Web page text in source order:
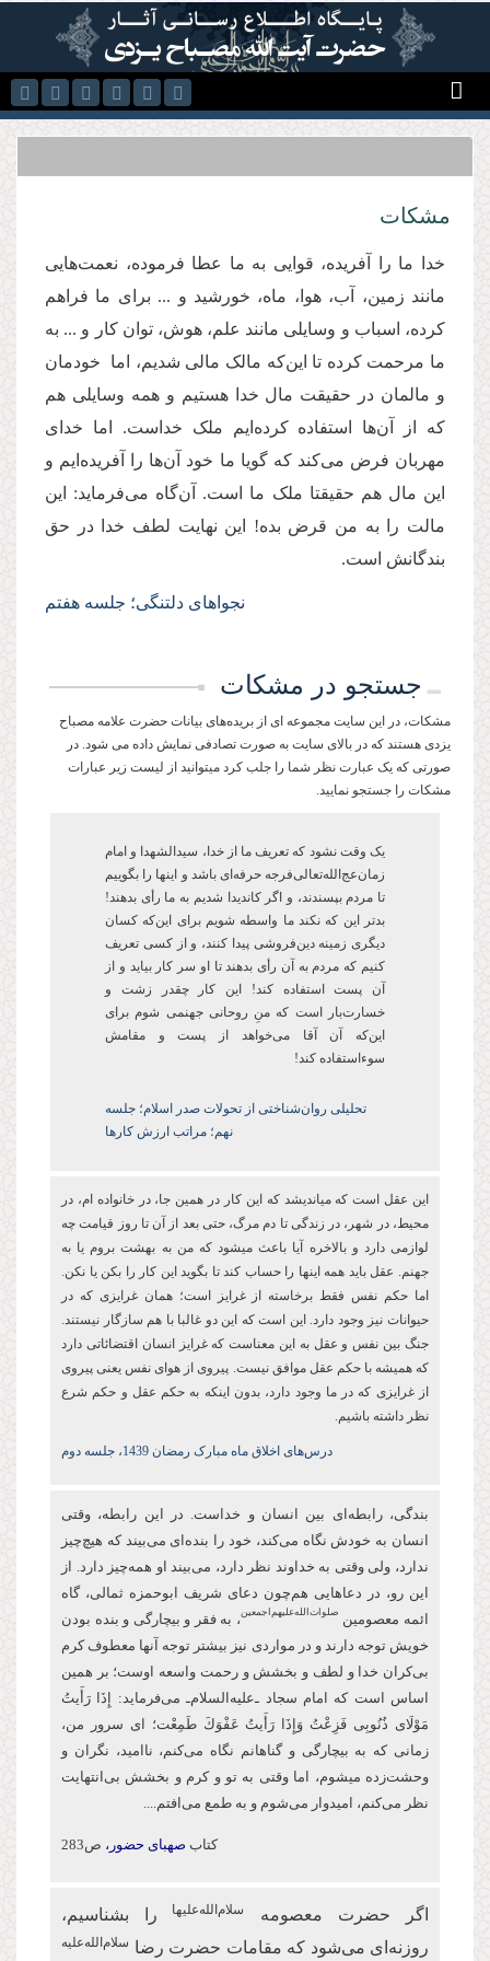
رفتن به محتوای اصلی
مشكات
خدا ما را آفریده، قوایی به ما عطا فرموده، نعمت‌هایی
مانند زمین، آب، هوا، ماه، خورشید و ... برای ما فراهم
کرده، اسباب و وسایلی مانند علم، هوش، توان کار و ... به
ما مرحمت کرده تا این‌که مالک مالی شدیم، اما خودمان
و مالمان در حقیقت مال خدا هستیم و همه وسایلی هم
که از آن‌ها استفاده کرده‌ایم ملک خداست. اما خدای
مهربان فرض می‌کند که گویا ما خود آن‌ها را آفریده‌ایم و
این مال هم حقیقتا ملک ما است. آن‌گاه می‌فرماید: این
مالت را به من قرض بده! این‌ نهایت لطف خدا در حق
بندگانش است.
نجواهای دلتنگی؛ جلسه هفتم
جستجو در مشکات
مشکات، در این سایت مجموعه ای از بریده‌های بیانات حضرت علامه مصباح
یزدی هستند که در بالای سایت به صورت تصادفی نمایش داده می شود. در
صورتی که یک عبارت نظر شما را جلب کرد میتوانید از لیست زیر عبارات
مشکات را جستجو نمایید.
یک وقت نشود که تعریف ما از خدا، سیدالشهدا و امام
زمان‌عج‌الله‌تعالی‌فرجه حرفه‌ای باشد و این­ها را بگوییم
تا مردم بپسندند، و اگر کاندیدا شدیم به ما رأی بدهند!
بدتر این که نکند ما واسطه شویم برای این‌که کسان
دیگری زمینه دین‌فروشی پیدا کنند، و از کسی تعریف
کنیم که مردم به آن رأی ‌بدهند تا او سر کار بیاید و از
آن پست‌ استفاده کند! این کار چقدر زشت و
خسارتبار است که منِ روحانی جهنمی شوم برای
اینکه آن آقا می‌خواهد از پست و مقامش
سوءاستفاده کند!
تحلیلی روان‌شناختی از تحولات صدر اسلام؛ جلسه
نهم؛ مراتب ارزش کارها
این عقل است که میاندیشد که این کار در همین جا، در خانواده ام، در
محیط، در شهر، در زندگی تا دم مرگ، حتی بعد از آن تا روز قیامت چه
لوازمی دارد و بالاخره آیا باعث میشود که من به بهشت بروم یا به
جهنم. عقل باید همه اینها را حساب کند تا بگوید این کار را بکن یا نکن.
اما حکم نفس فقط برخاسته از غرایز است؛ همان غرایزی که در
حیوانات نیز وجود دارد. این است که این دو غالبا با هم سازگار نیستند.
جنگ بین نفس و عقل به این معناست که غرایز انسان اقتضائاتی دارد
که همیشه با حکم عقل موافق نیست. پیروی از هوای نفس یعنی پیروی
از غرایزی که در ما وجود دارد، بدون اینکه به حکم عقل و حکم شرع
نظر داشته باشیم.
درس‌های اخلاق ماه مبارک رمضان 1439، جلسه دوم
بندگی، رابطه‌ای بین انسان و خداست. در این رابطه، وقتی
انسان به خودش نگاه می‌کند، خود را بنده‌ای می‌بیند که هیچ‌چیز
ندارد، ولی وقتی به خداوند نظر دارد، می‌بیند او همه‌چیز دارد. از
این‌ رو، در دعاهایی هم‌چون دعای شریف ابو‌حمزه ثمالی، گاه
ائمه معصومین صلوات‌‌الله‌‌عليهم‌‌اجمعين ، به فقر و بیچارگی و بنده بودن
خویش توجه دارند و در مواردی نیز بیشتر توجه آنها معطوف كرم
بی‌کران خدا و لطف و بخشش و رحمت واسعه اوست؛ بر همین
اساس است كه امام سجاد ـ‌علیه‌السلام‌ـ می‌فرماید: إِذَا رَأَیتُ
مَوْلَای ذُنُوبِی فَزِعْتُ وَإِذَا رَأَیتُ عَفْوَكَ طَمِعْت؛ ای سرور من،
زمانی که به بیچارگی و گناهانم نگاه می‌کنم، ناامید، نگران و
وحشت‌زده می‏شوم، اما وقتی به تو و كرم و بخشش بی‌انتهایت
نظر می‌کنم، امیدوار ‏می‌شوم و به طمع می‌افتم....
کتاب صهبای حضور، ص283
اگر حضرت معصومه سلام‌الله‌علیها را بشناسیم،
روزنه‌ای می‌شود که مقامات حضرت رضا سلام‌الله‌علیه